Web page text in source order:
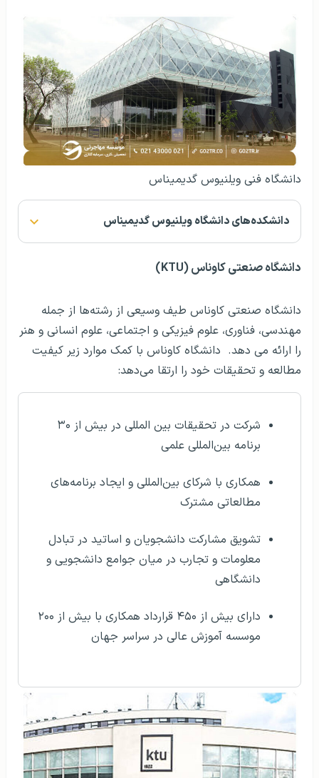
دانشگاه فنی ویلنیوس گدیمیناس
دانشکده‌های دانشگاه ویلنیوس گدیمیناس
دانشگاه صنعتی کاوناس (KTU)
دانشگاه صنعتی کاوناس طیف وسیعی از رشته‌ها از جمله
مهندسی، فناوری، علوم فیزیکی و اجتماعی، علوم انسانی و هنر
را ارائه می دهد. دانشگاه کاوناس با کمک موارد زیر کیفیت
مطالعه و تحقیقات خود را ارتقا می‌دهد:
شرکت در تحقیقات بین المللی در بیش از ۳۰
برنامه بین‌المللی علمی
همکاری با شرکای بین‌المللی و ایجاد برنامه‌های
مطالعاتی مشترک
تشویق مشارکت دانشجویان و اساتید در تبادل
معلومات و تجارب در میان جوامع دانشجویی و
دانشگاهی
دارای بیش از ۴۵۰ قرارداد همکاری با بیش از ۲۰۰
موسسه آموزش عالی در سراسر جهان